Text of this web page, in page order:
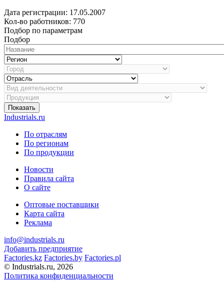
Дата регистрации: 17.05.2007
Кол-во работников: 770
Подбор по параметрам
Подбор
Показать
Industrials.ru
По отраслям
По регионам
По продукции
Новости
Правила сайта
О сайте
Оптовые поставщики
Карта сайта
Реклама
info@industrials.ru
Добавить предприятие
Factories.kz Factories.by Factories.pl
© Industrials.ru, 2026
Политика конфиденциальности